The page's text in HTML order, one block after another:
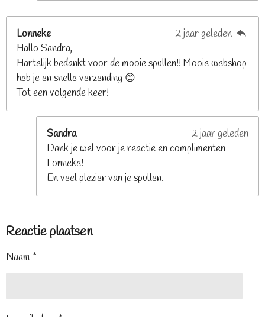
Lonneke
2 jaar geleden
Hallo Sandra,
Hartelijk bedankt voor de mooie spullen!! Mooie webshop
heb je en snelle verzending 😊
Tot een volgende keer!
Sandra
2 jaar geleden
Dank je wel voor je reactie en complimenten
Lonneke!
En veel plezier van je spullen.
Reactie plaatsen
Naam *